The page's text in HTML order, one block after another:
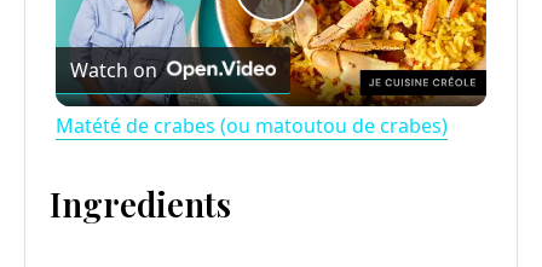
P
l
Watch on
Matété de crabes (ou matoutou de crabes)
Ingredients